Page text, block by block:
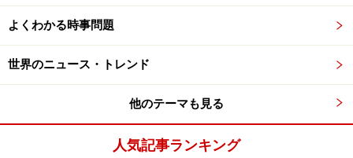
しかし、ここ数年、この関係にも多少変化が見られ、全
人代の自律性が増してきたことが指摘されています。こ
よくわかる時事問題
世界のニュース・トレンド
他のテーマも見る
人気記事ランキング